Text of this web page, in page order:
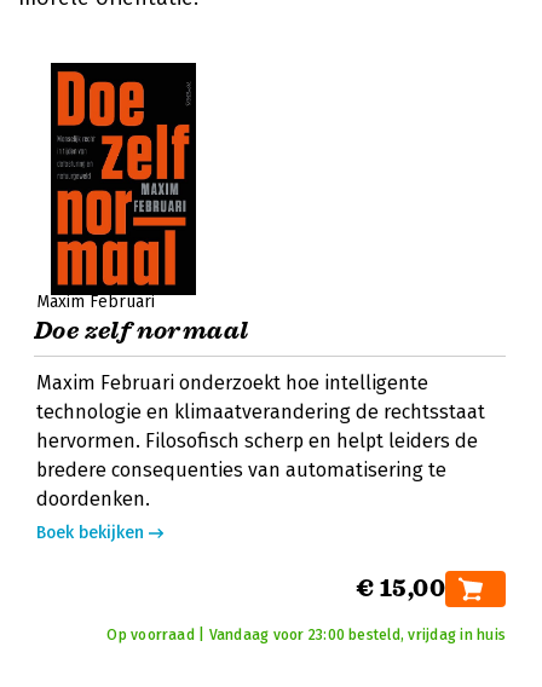
Maxim Februari
Doe zelf normaal
Maxim Februari onderzoekt hoe intelligente
technologie en klimaatverandering de rechtsstaat
hervormen. Filosofisch scherp en helpt leiders de
bredere consequenties van automatisering te
doordenken.
Boek bekijken
€ 15,00
Op voorraad | Vandaag voor 23:00 besteld, vrijdag in huis